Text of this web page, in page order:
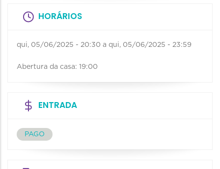
HORÁRIOS
qui, 05/06/2025 - 20:30 a qui, 05/06/2025 - 23:59
Abertura da casa: 19:00
ENTRADA
PAGO